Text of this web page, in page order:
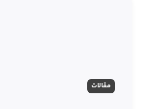
مقالات